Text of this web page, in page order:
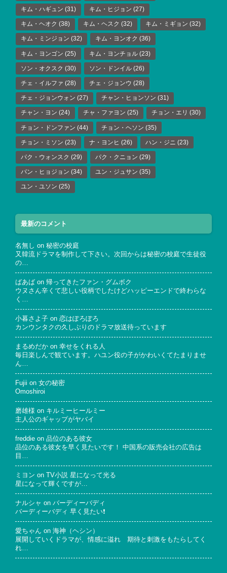
キム・ハギュン (31) キム・ヒジョン (27)
キム・ヘオク (38) キム・ヘスク (32) キム・ミギョン (32)
キム・ミンジョン (32) キム・ヨンオク (36)
キム・ヨンゴン (25) キム・ヨンチョル (23)
ソン・オクスク (30) ソン・ドンイル (26)
チェ・イルファ (28) チェ・ジョンウ (28)
チェ・ジョンウォン (27) チャン・ヒョンソン (31)
チャン・ヨン (24) チャ・ファヨン (25) チョン・エリ (30)
チョン・ドンファン (44) チョン・ヘソン (35)
チョン・ミソン (23) ナ・ヨンヒ (26) ハン・ジニ (23)
パク・ウォンスク (29) パク・クニョン (29)
パン・ヒョジョン (34) ユン・ジュサン (35)
ユン・ユソン (25)
最新のコメント
名無し on 秘密の校庭
又韓流ドラマを制作して下さい。次回からは秘密の校庭で生徒役
の…
ばあば on 帰ってきたファン・グムボク
ウヌさん辛くて悲しい役柄でしたけどハッピーエンドで終わらな
く…
小暮さよ子 on 恋はぽろぽろ
カンウンタクの久しぶりのドラマ放送待っています
まるめだか on 幸せをくれる人
毎日楽しんで観ています。ハユン役の子がかわいくてたまりませ
ん…
Fujii on 女の秘密
Omoshiroi
磨雄様 on キルミーヒールミー
主人公のギャップがヤバイ
freddie on 品位のある彼女
品位のある彼女を早く見たいです！ 中国系の販売会社の広告は
目…
ミヨン on
TV小説 星になって光る
星になって輝くですが…
ナルシャ on バーディーバディ
バーディーバディ 早く見たい❗
愛ちゃん on 海神（ヘシン）
展開していくドラマが、情感に溢れ 期待と刺激をもたらしてく
れ…